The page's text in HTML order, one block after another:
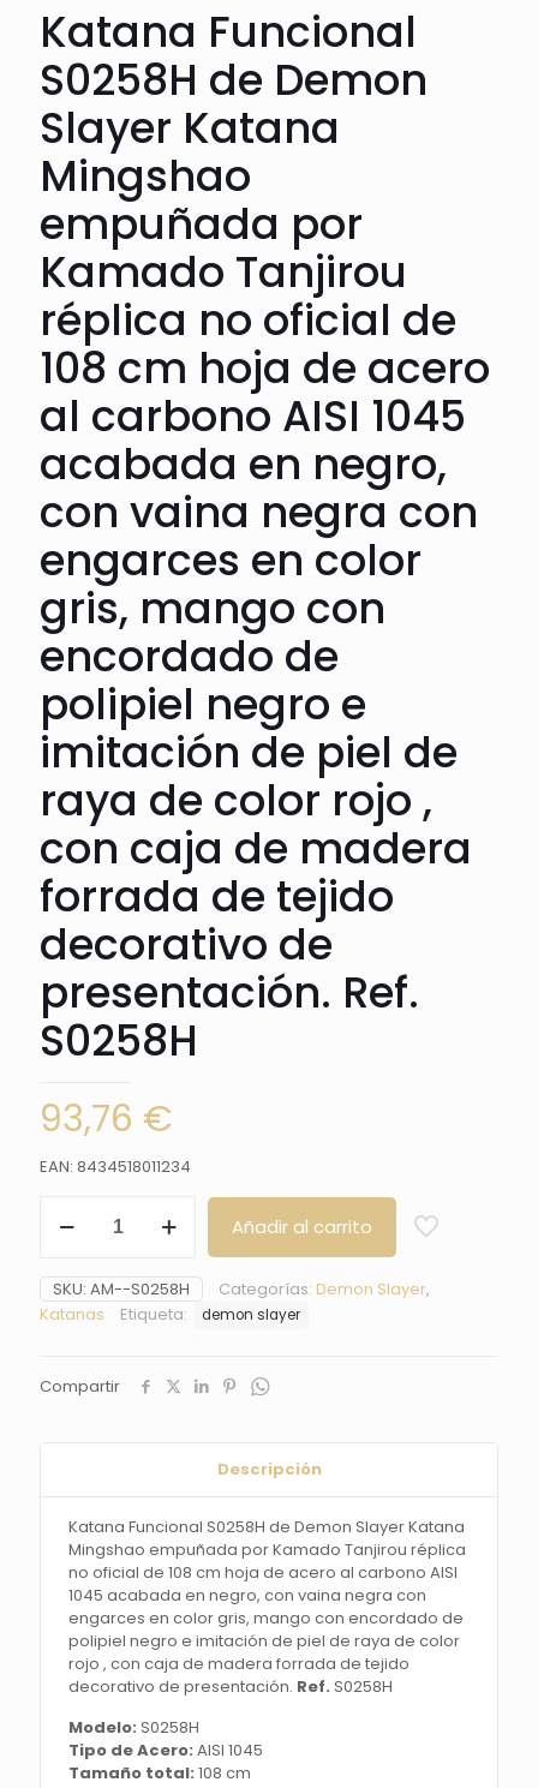
Katana Funcional
S0258H de Demon
Slayer Katana
Mingshao
empuñada por
Kamado Tanjirou
réplica no oficial de
108 cm hoja de acero
al carbono AISI 1045
acabada en negro,
con vaina negra con
engarces en color
gris, mango con
encordado de
polipiel negro e
imitación de piel de
raya de color rojo ,
con caja de madera
forrada de tejido
decorativo de
presentación. Ref.
S0258H
93,76 €
EAN: 8434518011234
Funcional
de
Demon
Slayer
empuñada
oficial
hoja
acero
1045
acabada
Añadir al carrito
SKU: AM--S0258H Categorías: Demon Slayer,
Katanas
Etiqueta: demon slayer
Compartir
Descripción
Katana Funcional S0258H de Demon Slayer Katana
Mingshao empuñada por Kamado Tanjirou réplica
no oficial de 108 cm hoja de acero al carbono AISI
1045 acabada en negro, con vaina negra con
engarces en color gris, mango con encordado de
polipiel negro e imitación de piel de raya de color
rojo , con caja de madera forrada de tejido
decorativo de presentación. Ref. S0258H
Modelo: S0258H
Tipo de Acero: AISI 1045
Tamaño total: 108 cm